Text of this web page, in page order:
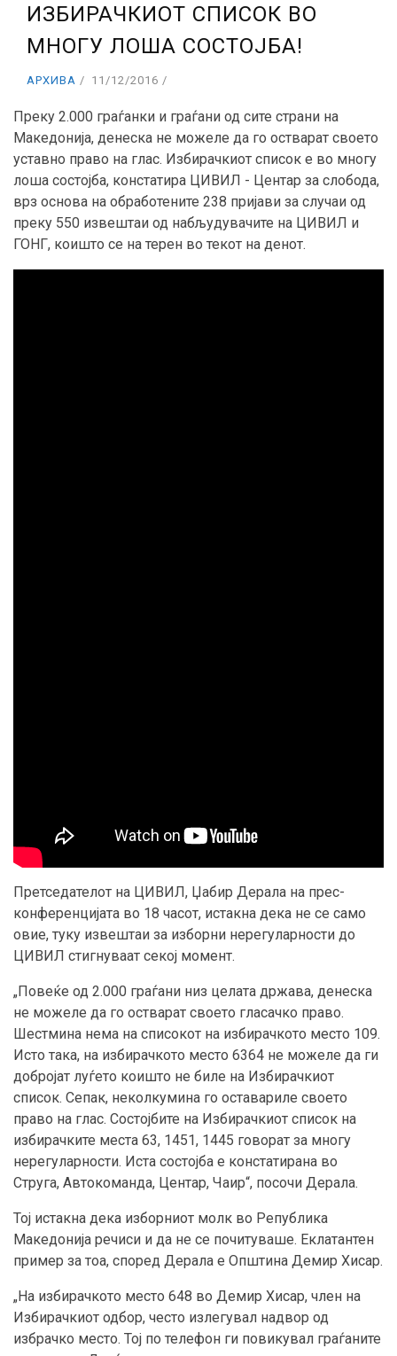
ИЗБИРАЧКИОТ СПИСОК ВО
МНОГУ ЛОША СОСТОЈБА!
АРХИВА 11/12/2016
Преку 2.000 граѓанки и граѓани од сите страни на
Македонија, денеска не можеле да го остварат своето
уставно право на глас. Избирачкиот список е во многу
лоша состојба, констатира ЦИВИЛ - Центар за слобода,
врз основа на обработените 238 пријави за случаи од
преку 550 извештаи од набљудувачите на ЦИВИЛ и
ГОНГ, коишто се на терен во текот на денот.
Претседателот на ЦИВИЛ, Џабир Дерала на прес-
конференцијата во 18 часот, истакна дека не се само
овие, туку извештаи за изборни нерегуларности до
ЦИВИЛ стигнуваат секој момент.
„Повеќе од 2.000 граѓани низ целата држава, денеска
не можеле да го остварат своето гласачко право.
Шестмина нема на списокот на избирачкото место 109.
Исто така, на избирачкото место 6364 не можеле да ги
добројат луѓето коишто не биле на Избирачкиот
список. Сепак, неколкумина го оставариле своето
право на глас. Состојбите на Избирачкиот список на
избирачките места 63, 1451, 1445 говорат за многу
нерегуларности. Иста состојба е констатирана во
Струга, Автокоманда, Центар, Чаир“, посочи Дерала.
Тој истакна дека изборниот молк во Република
Македонија речиси и да не се почитуваше. Еклатантен
пример за тоа, според Дерала е Општина Демир Хисар.
„На избирачкото место 648 во Демир Хисар, член на
Избирачкиот одбор, често излегувал надвор од
избрачко место. Тој по телефон ги повикувал граѓаните